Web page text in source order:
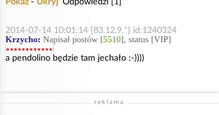
Pokaż - Ukryj Odpowiedzi [1]
2014-07-14 10:01:14 [83.12.9.*] id:1240324
Krzycho: Napisał postów [5510], status [VIP]
a pendolino będzie tam jechało :-))))
reklama